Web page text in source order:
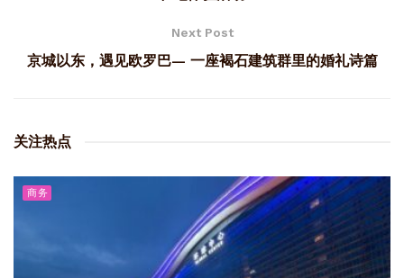
Next Post
京城以东，遇见欧罗巴— 一座褐石建筑群里的婚礼诗篇
关注热点
商务